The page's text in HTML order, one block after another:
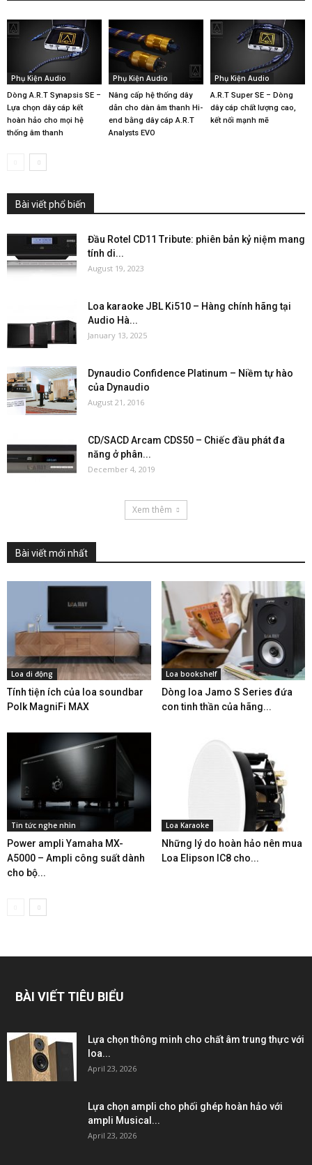
Phụ Kiện Audio
Dòng A.R.T Synapsis SE –
Lựa chọn dây cáp kết
hoàn hảo cho mọi hệ
thống âm thanh
Phụ Kiện Audio
Nâng cấp hệ thống dây
dẫn cho dàn âm thanh Hi-
end bằng dây cáp A.R.T
Analysts EVO
Phụ Kiện Audio
A.R.T Super SE – Dòng
dây cáp chất lượng cao,
kết nối mạnh mẽ
Bài viết phổ biến
Đầu Rotel CD11 Tribute: phiên bản kỷ niệm mang
tính di...
August 19, 2023
Loa karaoke JBL Ki510 – Hàng chính hãng tại
Audio Hà...
January 13, 2025
Dynaudio Confidence Platinum – Niềm tự hào
của Dynaudio
August 21, 2016
CD/SACD Arcam CDS50 – Chiếc đầu phát đa
năng ở phân...
December 4, 2019
Xem thêm
Bài viết mới nhất
Loa di động
Tính tiện ích của loa soundbar
Polk MagniFi MAX
Loa bookshelf
Dòng loa Jamo S Series đứa
con tinh thần của hãng...
Tin tức nghe nhìn
Power ampli Yamaha MX-
A5000 – Ampli công suất dành
cho bộ...
Loa Karaoke
Những lý do hoàn hảo nên mua
Loa Elipson IC8 cho...
BÀI VIẾT TIÊU BIỂU
Lựa chọn thông minh cho chất âm trung thực với
loa...
April 23, 2026
Lựa chọn ampli cho phối ghép hoàn hảo với
ampli Musical...
April 23, 2026